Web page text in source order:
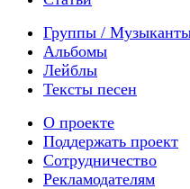
Группы /
Альбомы
Лейблы
Тексты песен
О проекте
Поддержать проект
Сотрудничество
Рекламодателям